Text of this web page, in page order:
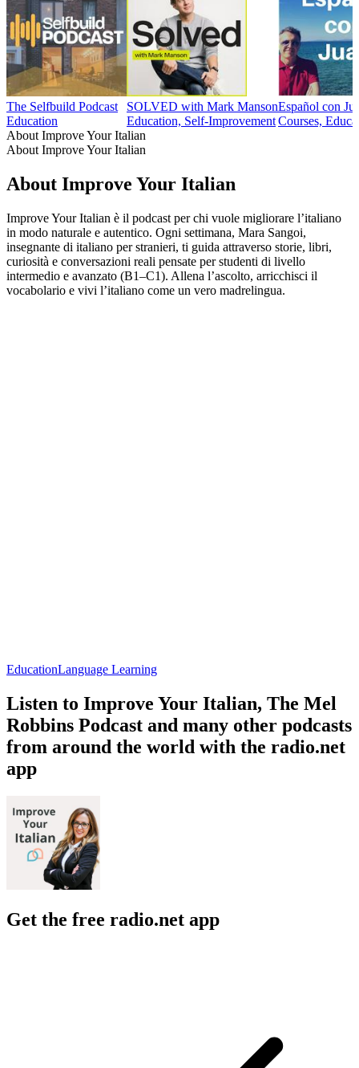
The Selfbuild Podcast
Education
SOLVED with Mark Manson
Education, Self-Improvement
Español con
Courses,
About Improve Your Italian
About Improve Your Italian
About Improve Your Italian
Improve Your Italian è il podcast per chi vuole migliorare l’italiano
in modo naturale e autentico. Ogni settimana, Mara Sangoi,
insegnante di italiano per stranieri, ti guida attraverso storie, libri,
curiosità e conversazioni reali pensate per studenti di livello
intermedio e avanzato (B1–C1). Allena l’ascolto, arricchisci il
vocabolario e vivi l’italiano come un vero madrelingua.
EducationLanguage Learning
Listen to Improve Your Italian, The Mel
Robbins Podcast and many other podcasts
from around the world with the radio.net
app
Get the free radio.net app